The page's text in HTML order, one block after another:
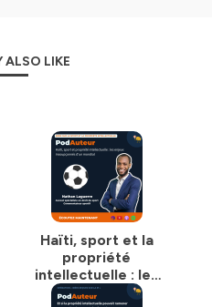
ALSO LIKE
Haïti, sport et la
propriété
intellectuelle : les
enjeux